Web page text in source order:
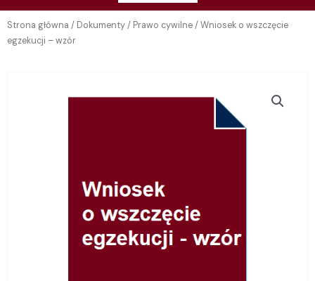
Strona główna / Dokumenty/ Prawo cywilne/ Wniosek o wszczęcie
egzekucji – wzór